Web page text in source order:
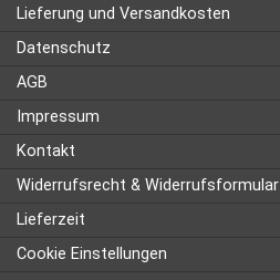
Lieferung und Versandkosten
Datenschutz
AGB
Impressum
Kontakt
Widerrufsrecht & Widerrufsformular
Lieferzeit
Cookie Einstellungen